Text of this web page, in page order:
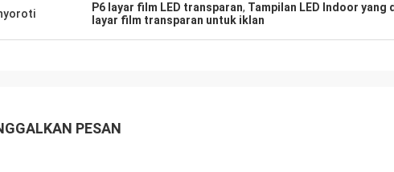
P6 layar film LED transparan, Tampilan LED Indoor yang
layar film transparan untuk iklan
PESAN